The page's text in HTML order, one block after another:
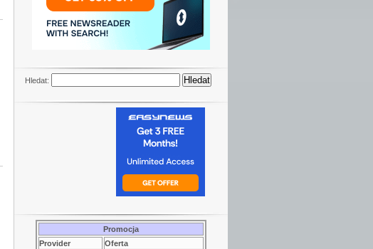
Hledat:
Promocja
Provider
Oferta